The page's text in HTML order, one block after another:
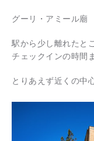
グーリ・アミール廟
駅から少し離れたと
チェックインの時間
とりあえず近くの中